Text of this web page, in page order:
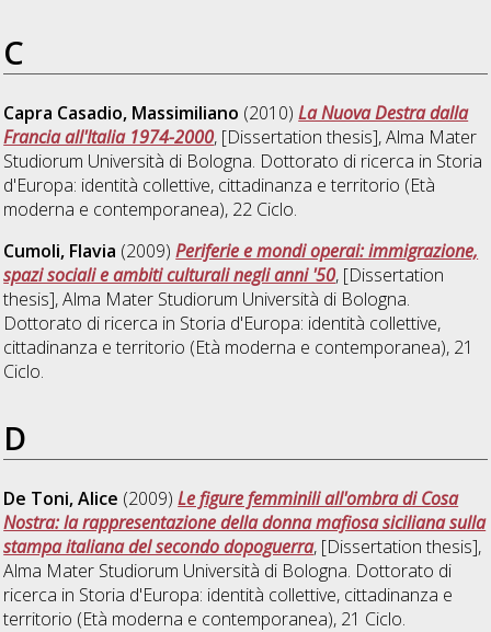
C
Capra Casadio, Massimiliano (2010)La Nuova Destra dalla
Francia all'Italia 1974-2000, [Dissertation thesis], Alma Mater
Studiorum Università di Bologna. Dottorato di ricerca in Storia
d'Europa: identità collettive, cittadinanza e territorio (Età
moderna e contemporanea), 22 Ciclo.
Cumoli, Flavia (2009)Periferie e mondi operai: immigrazione,
spazi sociali e ambiti culturali negli anni '50, [Dissertation
thesis], Alma Mater Studiorum Università di Bologna.
Dottorato di ricerca in Storia d'Europa: identità collettive,
cittadinanza e territorio (Età moderna e contemporanea), 21
Ciclo.
D
De Toni, Alice (2009)Le figure femminili all'ombra di Cosa
Nostra: la rappresentazione della donna mafiosa siciliana sulla
stampa italiana del secondo dopoguerra, [Dissertation thesis],
Alma Mater Studiorum Università di Bologna. Dottorato di
ricerca in Storia d'Europa: identità collettive, cittadinanza e
territorio (Età moderna e contemporanea), 21 Ciclo.